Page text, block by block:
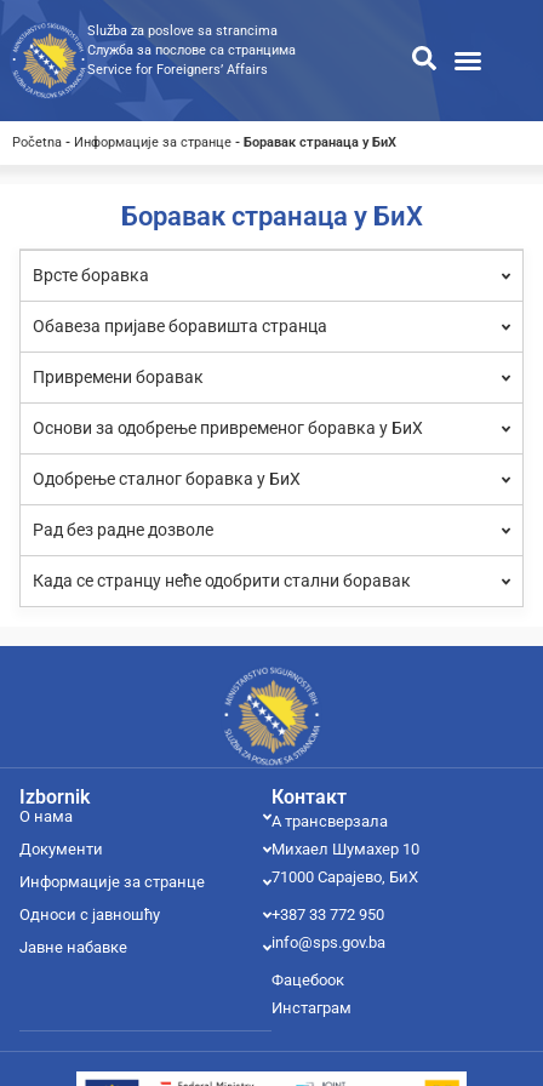
Služba za poslove sa strancima
Служба за послове са странцима
Service for Foreigners’ Affairs
Početna - Информације за странце - Боравак странаца у БиХ
Боравак странаца у БиХ
Врсте боравка
Обавеза пријаве боравишта странца
Привремени боравак
Основи за одобрење привременог боравка у БиХ
Одобрење сталног боравка у БиХ
Рад без радне дозволе
Када се странцу неће одобрити стални боравак
Контакт
А трансверзала
Михаел Шумахер 10
71000 Сарајево, БиХ
+387 33 772 950
info@sps.gov.ba
Фацебоок
Инстаграм
Izbornik
О нама
Документи
Информације за странце
Односи с јавношћу
Јавне набавке